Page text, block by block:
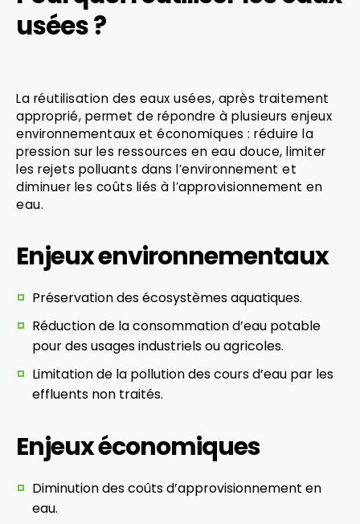
usées ?
La réutilisation des eaux usées, après traitement
approprié, permet de répondre à plusieurs enjeux
environnementaux et économiques : réduire la
pression sur les ressources en eau douce, limiter
les rejets polluants dans l’environnement et
diminuer les coûts liés à l’approvisionnement en
eau.
Enjeux environnementaux
Préservation des écosystèmes aquatiques.
Réduction de la consommation d’eau potable
pour des usages industriels ou agricoles.
Limitation de la pollution des cours d’eau par les
effluents non traités.
Enjeux économiques
Diminution des coûts d’approvisionnement en
eau.